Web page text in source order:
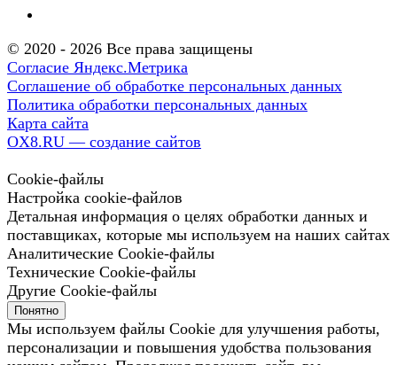
© 2020 - 2026 Все права защищены
Согласие Яндекс.Метрика
Соглашение об обработке персональных данных
Политика обработки персональных данных
Карта сайта
OX8.RU — создание сайтов
Cookie-файлы
Настройка cookie-файлов
Детальная информация о целях обработки данных и
поставщиках, которые мы используем на наших сайтах
Аналитические Cookie-файлы
Технические Cookie-файлы
Другие Cookie-файлы
Понятно
Мы используем файлы Cookie для улучшения работы,
персонализации и повышения удобства пользования